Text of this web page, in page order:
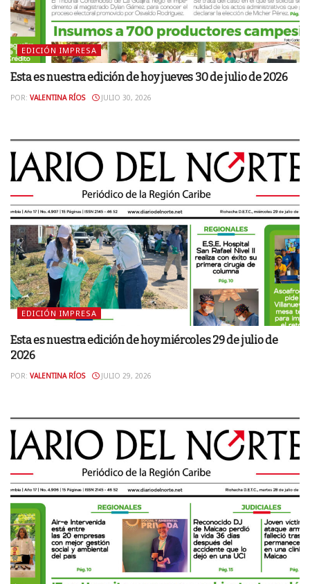
EDICIÓN IMPRESA
Esta es nuestra edición de hoy jueves 30 de julio de 2026
POR: VALENTINA RÍOS JULIO 30, 2026
EDICIÓN IMPRESA
Esta es nuestra edición de hoy miércoles 29 de julio de
2026
POR: VALENTINA RÍOS JULIO 29, 2026